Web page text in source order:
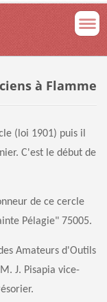
à Flamme
(loi 1901) puis il
C'est le début de
de ce cercle
Pélagie" 75005.
Amateurs d'Outils
J. Pisapia vice-